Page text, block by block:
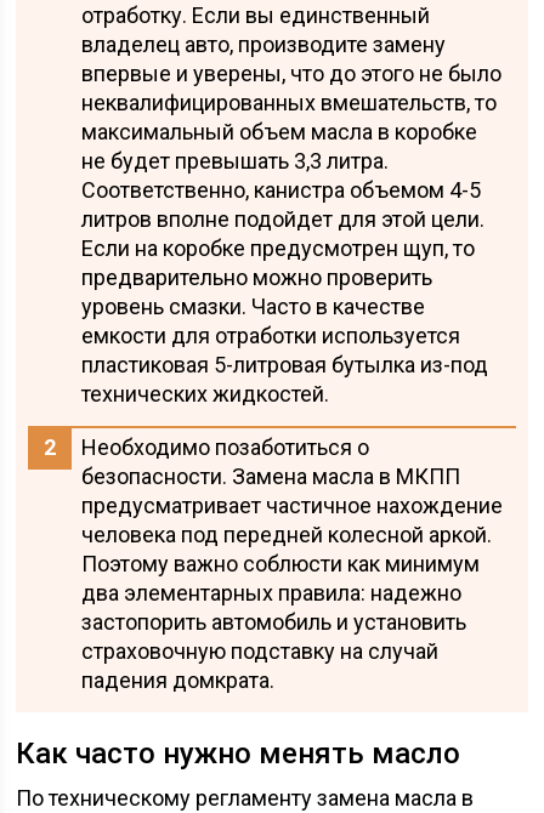
отработку. Если вы единственный
владелец авто, производите замену
впервые и уверены, что до этого не было
неквалифицированных вмешательств, то
максимальный объем масла в коробке
не будет превышать 3,3 литра.
Соответственно, канистра объемом 4-5
литров вполне подойдет для этой цели.
Если на коробке предусмотрен щуп, то
предварительно можно проверить
уровень смазки. Часто в качестве
емкости для отработки используется
пластиковая 5-литровая бутылка из-под
технических жидкостей.
Необходимо позаботиться о
безопасности. Замена масла в МКПП
предусматривает частичное нахождение
человека под передней колесной аркой.
Поэтому важно соблюсти как минимум
два элементарных правила: надежно
застопорить автомобиль и установить
страховочную подставку на случай
падения домкрата.
Как часто нужно менять масло
По техническому регламенту замена масла в